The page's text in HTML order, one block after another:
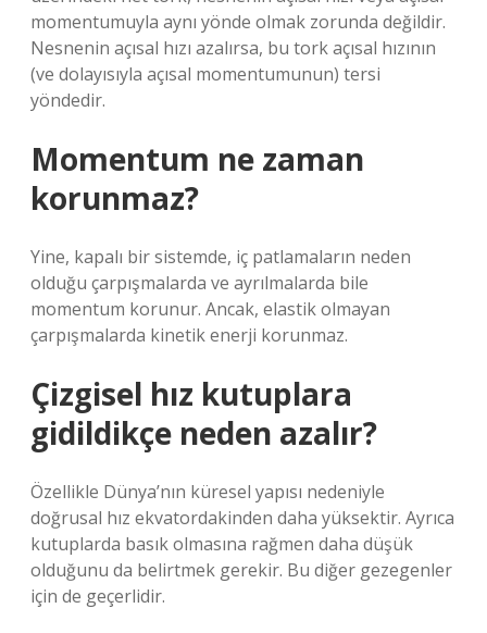
momentumuyla aynı yönde olmak zorunda değildir.
Nesnenin açısal hızı azalırsa, bu tork açısal hızının
(ve dolayısıyla açısal momentumunun) tersi
yöndedir.
Momentum ne zaman
korunmaz?
Yine, kapalı bir sistemde, iç patlamaların neden
olduğu çarpışmalarda ve ayrılmalarda bile
momentum korunur. Ancak, elastik olmayan
çarpışmalarda kinetik enerji korunmaz.
Çizgisel hız kutuplara
gidildikçe neden azalır?
Özellikle Dünya’nın küresel yapısı nedeniyle
doğrusal hız ekvatordakinden daha yüksektir. Ayrıca
kutuplarda basık olmasına rağmen daha düşük
olduğunu da belirtmek gerekir. Bu diğer gezegenler
için de geçerlidir.